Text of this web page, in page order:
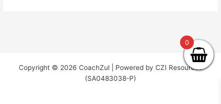
Copyright © 2026 CoachZul | Powered by CZI Resources
(SA0483038-P)
0